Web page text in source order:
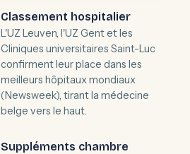
Classement hospitalier
L'UZ Leuven, l'UZ Gent et les
Cliniques universitaires Saint-Luc
confirment leur place dans les
meilleurs hôpitaux mondiaux
(Newsweek), tirant la médecine
belge vers le haut.
Suppléments chambre